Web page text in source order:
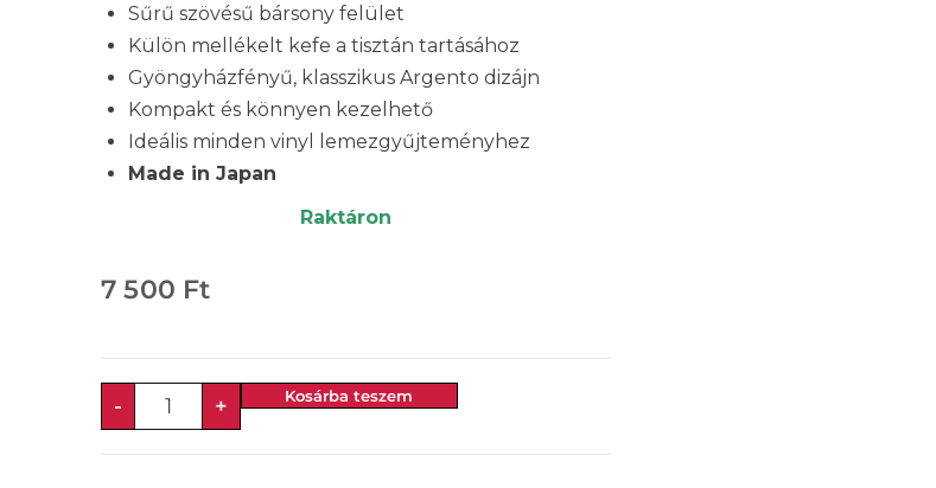
Sűrű szövésű bársony felület
Külön mellékelt kefe a tisztán tartásához
Gyöngyházfényű, klasszikus Argento dizájn
Kompakt és könnyen kezelhető
Ideális minden vinyl lemezgyűjteményhez
Made in Japan
Raktáron
7 500 Ft
- + Kosárba teszem